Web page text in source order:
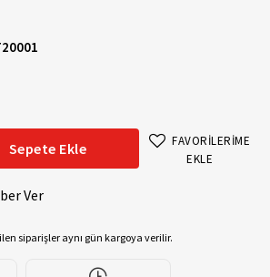
Sepete Ekle
FAVORİLERİME
EKLE
Ver
siparişler aynı gün kargoya verilir.